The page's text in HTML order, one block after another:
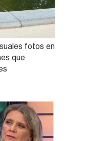
fotos en
que